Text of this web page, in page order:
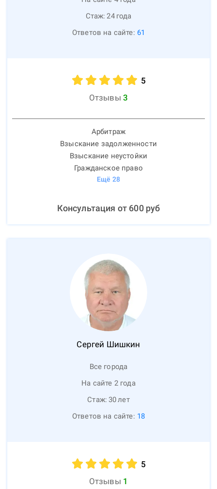
Стаж: 24 года
Ответов на сайте: 61
5
Отзывы 3
Арбитраж
Взыскание задолженности
Взыскание неустойки
Гражданское право
Ещё 28
Консультация от 600руб
Сергей Шишкин
Все города
На сайте 2 года
Стаж: 30лет
Ответов на сайте: 18
5
Отзывы 1